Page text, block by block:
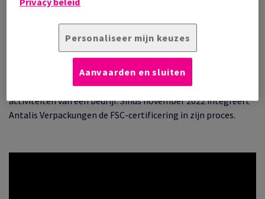
worden, is industriële verpakking een waardevolle hefboom
voor verbetering.
Karoline Winkler, hoofd van het Inside SalesTeam bij Antalis
Verpackungen en ook verantwoordelijke voor de
implementatie van het FSC/PEFC-proces, beantwoordt
vragen over de FSC- en PEFC-labels en de impact ervan op de
activiteiten van een bedrijf. Sinds november 2022 integreert
Antalis Verpackungen de FSC-certificering in zijn proces.
Personaliseer mijn keuzes
Aanvaarden en sluiten